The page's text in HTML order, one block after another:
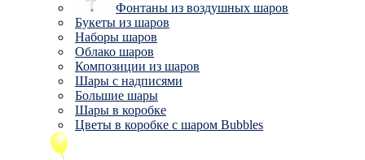
Фонтаны из воздушных шаров
Букеты из шаров
Наборы шаров
Облако шаров
Композиции из шаров
Шары с надписями
Большие шары
Шары в коробке
Цветы в коробке с шаром Bubbles